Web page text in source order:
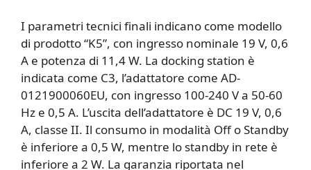
I parametri tecnici finali indicano come modello
di prodotto “K5”, con ingresso nominale 19 V, 0,6
A e potenza di 11,4 W. La docking station è
indicata come C3, l’adattatore come AD-
0121900060EU, con ingresso 100-240 V a 50-60
Hz e 0,5 A. L’uscita dell’adattatore è DC 19 V, 0,6
A, classe II. Il consumo in modalità Off o Standby
è inferiore a 0,5 W, mentre lo standby in rete è
inferiore a 2 W. La garanzia riportata nel